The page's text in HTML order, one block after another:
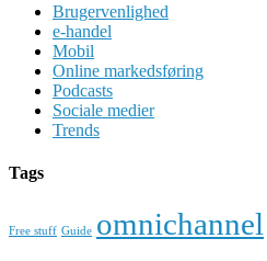
Brugervenlighed
e-handel
Mobil
Online markedsføring
Podcasts
Sociale medier
Trends
Tags
Free stuff Guide omnichannel